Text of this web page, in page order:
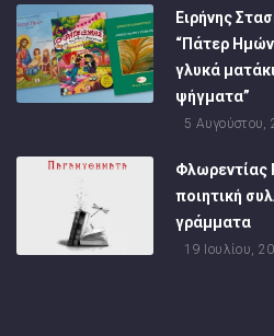
Ειρήνης
“Πάτερ
γλυκά
ψήγματα”
5 Αυγούστου,
Φλωρεντίας
ποιητική
γράμματα
19 Ιουλίου,